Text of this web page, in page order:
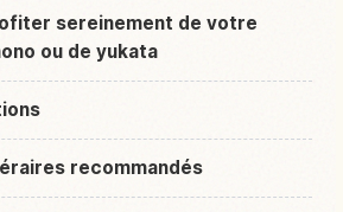
sereinement de votre
ou de yukata
recommandés